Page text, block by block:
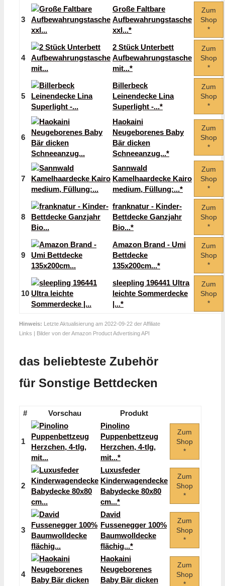
3
Große Faltbare
Aufbewahrungstasche
xxl...*
Zum
Shop
*
4
2 Stück Unterbett
Aufbewahrungstasche
mit...*
Zum
Shop
*
5
Billerbeck
Leinendecke Lina
Superlight -...*
Zum
Shop
*
6
Haokaini
Neugeborenes Baby
Bär dicken
Schneeanzug...*
Zum
Shop
*
7
Sannwald
Kamelhaardecke Kairo
medium, Füllung:...*
Zum
Shop
*
8
franknatur - Kinder-
Bettdecke Ganzjahr
Bio...*
Zum
Shop
*
9
Amazon Brand - Umi
Bettdecke
135x200cm...*
Zum
Shop
*
10
sleepling 196441 Ultra
leichte Sommerdecke
|...*
Zum
Shop
*
Hinweis: Letzte Aktualisierung am 2022-09-22 der Affiliate
Links | Bilder von der Amazon Product Advertising API
das beliebteste Zubehör
für Sonstige Bettdecken
# Vorschau Produkt
1
Pinolino
Puppenbettzeug
Herzchen, 4-tlg,
mit...*
Zum
Shop
*
2
Luxusfeder
Kinderwagendecke
Babydecke 80x80
cm...*
Zum
Shop
*
3
David
Fussenegger 100%
Baumwolldecke
flächig...*
Zum
Shop
*
4
Haokaini
Neugeborenes
Baby Bär dicken
Zum
Shop
*